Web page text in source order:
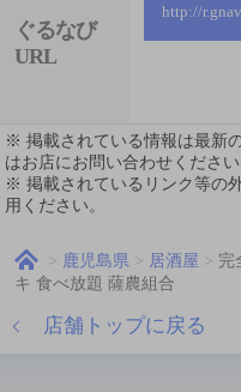
ぐるなび
URL
http://
※ 掲載されている情報は最新
はお店にお問い合わせください
※ 掲載されているリンク等の
用ください。
鹿児島県 居酒屋
完
キ 食べ放題 薩農組合
店舗トップに戻る